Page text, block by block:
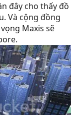
đây cho thấy đồ
Và cộng đồng
Maxis sẽ